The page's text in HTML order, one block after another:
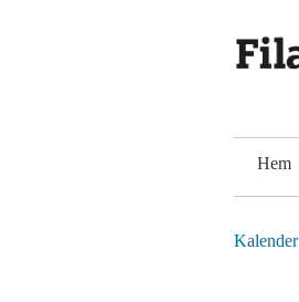
Hem
Kalender